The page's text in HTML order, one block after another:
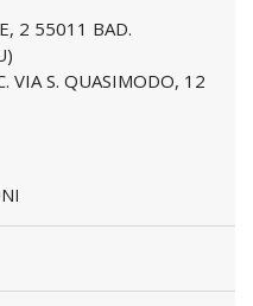
2 55011 BAD.
VIA S. QUASIMODO, 12